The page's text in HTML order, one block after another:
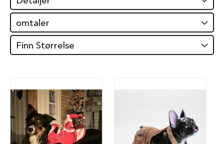
t
e
r
t
i
l
h
T
y
g
g
e
omtaler
Finn Størrelse